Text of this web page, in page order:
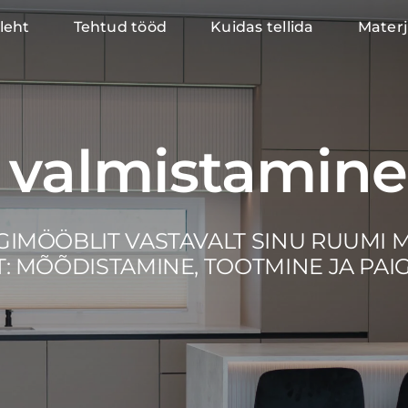
Tehtud tööd Kuidas tellida
VASTAVALT SINU RUUMI
MÕÕDISTAMINE, TOOTMINE JA